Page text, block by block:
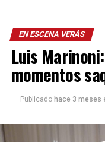
EN ESCENA VERÁS
Luis
momentos
Publicado hace 3 meses